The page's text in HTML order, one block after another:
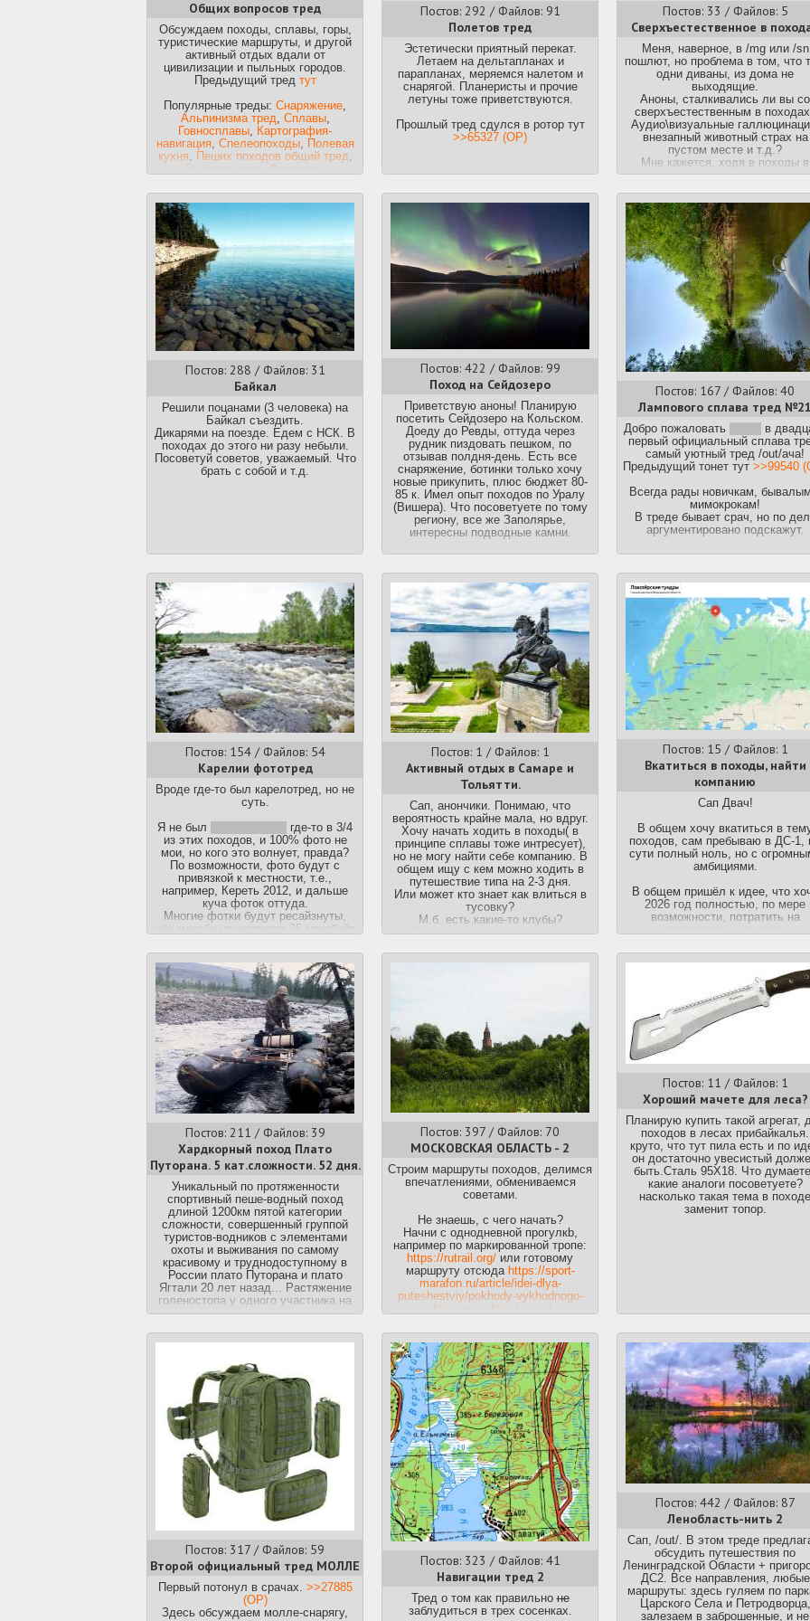
Общих вопросов тред
Обсуждаем походы, сплавы, горы,
туристические маршруты, и другой
активный отдых вдали от
цивилизации и пыльных городов.
Предыдущий тред тут
Популярные треды: Снаряжение
Альпинизма тред
Сплавы,
Говносплавы
Картография-
навигация, Спелеопоходы,
Полевая
кухня
Пеших походов общий тред
Рыбалка-тред
Фонарики
Места:Урал,Кавказ,Черноморье,
Московская область- тред 1,тред 2,
Ленинградская область -тред 1,
тред 2,Карпаты,Карелия, Средняя
Азия,Байкал и окрестности
Коллективное творчество /out:
1.Как собраться в первый поход-
общетуристический гайд для
новичков;
2.Водного туризма гайд-
информация для начинающих
водников;
Путешествия, отели, визы, таможня,
перелёты, обсуждаются в
треда, убедитесь, что ваш вопрос
выходит за рамки существующих
обсуждений. Дубли существующих
тредов будут закрываться, спасибо
за понимание.
Постов: 292 / Файлов: 91
Полетов тред
Эстетически приятный перекат.
Летаем на дельтапланах и
парапланах, меряемся налетом и
снарягой. Планеристы и прочие
летуны тоже приветствуются.
Прошлый тред сдулся в ротор тут
>>65327 (OP)
Постов: 33 / Файлов: 5
Сверхъестественное в
Меня, наверное, в /mg или /sn
пошлют, но проблема в том, что
одни диваны, из дома не
выходящие.
Аноны, сталкивались ли вы со
сверхъестественным в
Аудио\визуальные
внезапный животный страх на
пустом месте и т.д.?
Мне кажется, ходя в походы в
одиночестве словить
аудиогаллюны ловил, когда
день пер не встречая туристов,
разбивал лагерь и перед сном
слышал невнятное бормотание
людей неподалеку за палаткой,
которого мне страшно дышать
Постов: 288 / Файлов: 31
Байкал
Решили поцанами (3 человека) на
Байкал съездить.
Дикарями на поезде. Едем с НСК. В
походах до этого ни разу небыли.
Посоветуй советов, уважаемый. Что
брать с собой и т.д.
Постов: 422 / Файлов: 99
Поход на Сейдозеро
Приветствую аноны! Планирую
посетить Сейдозеро на Кольском.
Доеду до Ревды, оттуда через
рудник пиздовать пешком, по
отзывав полдня-день. Есть все
снаряжение, ботинки только хочу
новые прикупить, плюс бюджет 80-
85 к. Имел опыт походов по Уралу
(Вишера). Что посоветуете по тому
региону, все же Заполярье,
интересны подводные камни.
Постов: 167 / Файлов: 40
Лампового сплава тред №21
Добро пожаловать
в
первый официальный сплава
самый уютный тред /out/ача!
Предыдущий тонет тут >>99540
Всегда рады новичкам,
мимокрокам!
В треде бывает срач, но по
аргументировано подскажут.
Делимся маршрутами, советами
дискутируем на разные темы.
Сервис для определения
расстояний по реке:
http://brouter.de/brouter-web
River)
https://mapswater.com/
(альтернатива)
https://mapmagic.app/
Гайд треда(уточняй в треде,
устарел, дорог как память):
https://docs.google.com/
usp=sharingДопиливание
приветсвуется.
Поиск лоций, дневников,
http://veslo.ru/2001/baza/
Те, кто делает байдарки (в
лучшие байдарки производителя
версии ОПа):
Тритон ЛТД - каркасы, КНБ,
на таймень и тп. Экспортирует
байдарки в европку под брендом
Nortik (Шуя-1, Вектор)http://
ltd.ru/
Акваграфика - гибриды (Викинг-
Гарпун-4.5)
ФМК - КНБ для тех, кто с
http://
Вольный Ветер - надувные
и гибриды, катамараны (Спектр
Ермак-450)https://volveter.ru/
Сталкер, полностью надувные
лёгкие дешёвые экспедиционные
байдарки (Щука-3)
Стрим - Хатанги (Хатанга-3)
hatanga/
Таймтриал - надувные байдарки,
пакрафты по 10 кг (Вега-2,
Щукарь-380, Варвар, Экшн Драй)
https://timetrial.ru/
Появляются и новые
Мерманhttps://wildwater.pro/
(Мерман Экспедишн), Планета
https://planetavoda.ru/(Волхов
Винбоатhttps://www.winboat.ru
Постов: 154 / Файлов: 54
Карелии фототред
Вроде где-то был карелотред, но не
суть.
Я не был
где-то в 3/4
из этих походов, и 100% фото не
мои, но кого это волнует, правда?
По возможности, фото будут с
привязкой к местности, т.е.,
например, Кереть 2012, и дальше
куча фоток оттуда.
Многие фотки будут ресайзнуты,
ибо макабе не нравится 25 мегабайт
максимум?почему аутач - доска
сосачана, а не добрача? Блджад).
Если что-то понравилось - могу
доставить оригинал.
Хашшин!
Постов: 1 / Файлов: 1
Активный отдых в Самаре и
Тольятти.
Сап, анончики. Понимаю, что
вероятность крайне мала, но вдруг.
Хочу начать ходить в походы( в
принципе сплавы тоже интресует),
но не могу найти себе компанию. В
общем ищу с кем можно ходить в
путешествие типа на 2-3 дня.
Или может кто знает как влиться в
тусовку?
М.б. есть какие-то клубы?
О себе, хожу в основном в 1-
Если какие-то советы тоже буду
рад, особенно по поиску компании.
Постов: 15 / Файлов: 1
Вкатиться в походы, найти
компанию
Сап Двач!
В общем хочу вкатиться в
походов, сам пребываю в ДС-1,
сути полный ноль, но с
амбициями.
В общем пришёл к идее, что
2026 год полностью, по мере
возможности, потратить на
есть информативно, физически,
экипировке. В планах сходить с
нибудь в первые походы этим
летом, пока что не знаю ни как,
куда, ни с кем.
В целях найти компанию и в 27
в августе месяце, пойти в поход
2 недели, в Ловозёрские тундры.
В общем мне интересно было бы
может здесь с кем
или может кто по Мск
группы какие, где можно найти
единомышленников.
Постов: 211 / Файлов: 39
Хардкорный поход Плато
Путорана. 5 кат.сложности. 52 дня.
Уникальный по протяженности
спортивный пеше-водный поход
длиной 1200км пятой категории
сложности, совершенный группой
туристов-водников с элементами
охоты и выживания по самому
красивому и труднодоступному в
России плато Путорана и плато
Ягтали 20 лет назад... Растяжение
голеностопа у одного участника на
первых километрах пути привело к
полнометражном фильме.
Смотрите, это интересно!
52 дня!!! Вдумайтесь в это слово,
как они это преодолели? Еда
закончилась на половине, дальше
охотились! Суровые условия,
частые дожди, одни словом плато
Путорана, один из самых лучших
фильмов по этой тематике, что я
видел.
https://www.youtube.com/watch?
v=tsoXvizp768
Постов: 397 / Файлов: 70
МОСКОВСКАЯ ОБЛАСТЬ - 2
Строим маршруты походов, делимся
впечатлениями, обмениваемся
советами.
Не знаешь, с чего начать?
Начни с однодневной прогулкb,
например по маркированной тропе:
https://rutrail.org/ или готовому
маршруту отсюда https://sport-
marafon.ru/article/idei-dlya-
puteshestviy/pokhody-vykhodnogo-
dnya-po-podmoskovyu/
Для однодневных прогулок и иногда
ПВД ищем компанию здесь:
http://hike.ucoz.ru/,
https://vk.com/moscowhikingclub,
https://vk.com/decahike,
https://vk.com/moscow_student_travel_club
,http://turpohod.narod.ru/
Предыдущий тред>>5213 (OP)
Постов: 11 / Файлов: 1
Хороший мачете для леса?
Планирую купить такой агрегат,
походов в лесах прибайкалья.
круто, что тут пила есть и по
он достаточно увесистый
быть.Сталь 95Х18. Что
какие аналоги посоветуете?
насколько такая тема в походе
заменит топор.
Постов: 317 / Файлов: 59
Второй официальный тред МОЛЛЕ
Первый потонул в срачах. >>27885
(OP)
Здесь обсуждаем молле-снарягу,
Постов: 323 / Файлов: 41
Навигации тред 2
Тред о том как правильноне
заблудиться в трех сосенках.
Постов: 442 / Файлов: 87
Ленобласть-нить 2
Сап, /out/. В этом треде
обсудить путешествия по
Ленинградской Области +
ДС2. Все направления, любые
маршруты: здесь гуляем по
Царского Села и Петродворца,
залезаем в заброшенные, и не